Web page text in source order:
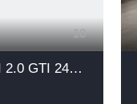
18
Volkswagen Golf VIII 2.0 GTI 245ks